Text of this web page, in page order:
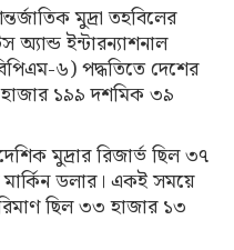
মুদ্রা তহবিলের
ইন্টারন্যাশনাল
৬) পদ্ধতিতে দেশের
হাজার ১৯৯ দশমিক ৩৯
মুদ্রার রিজার্ভ ছিল ৩৭
ডলার। একই সময়ে
ছিল ৩৩ হাজার ১৩